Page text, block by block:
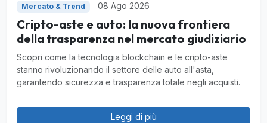
Mercato & Trend 08 Ago 2026
Cripto-aste e auto: la nuova frontiera
della trasparenza nel mercato giudiziario
Scopri come la tecnologia blockchain e le cripto-aste
stanno rivoluzionando il settore delle auto all'asta,
garantendo sicurezza e trasparenza totale negli acquisti.
Leggi di più